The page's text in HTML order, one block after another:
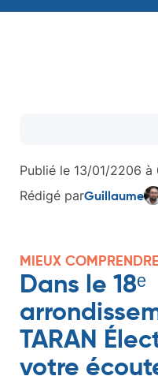
Publié le 13/01/2206 à
Rédigé parGuillaume
MIEUX
Dans le 18ᵉ
TARAN
votre